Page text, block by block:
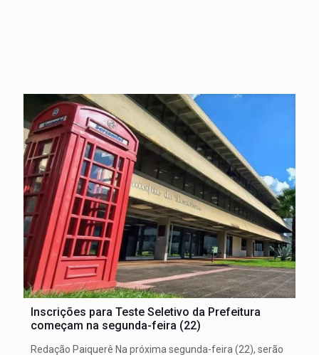
Inscrições para Teste Seletivo da Prefeitura
começam na segunda-feira (22)
Redação Paiquerê Na próxima segunda-feira (22), serão